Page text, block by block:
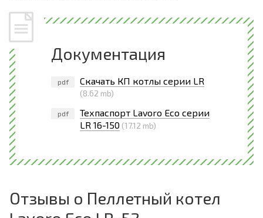
Документация
pdf Скачать КП котлы серии LR
(8.62 mb)
pdf
Техпаспорт Lavoro Eco серии
LR 16-150 (17.12 mb)
Отзывы о Пеллетный котел